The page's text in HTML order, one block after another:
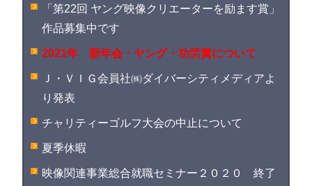
「第22回 ヤング映像クリエーターを励ます賞」
作品募集中です
2021年 新年会・ヤング・功労賞について
Ｊ・ＶＩＧ会員社㈱ダイバーシティメディアよ
り発表
チャリティーゴルフ大会の中止について
夏季休暇
映像関連事業総合就職セミナー２０２０ 終了